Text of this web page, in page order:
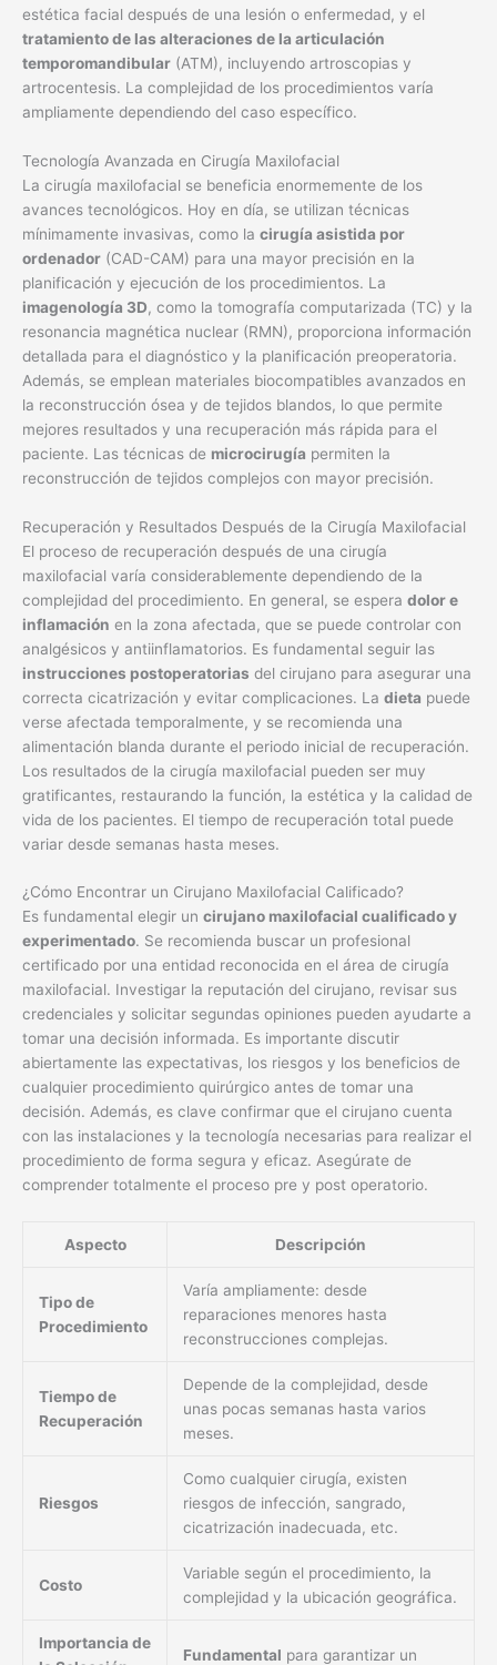
estética facial después de una lesión o enfermedad, y el
tratamiento de las alteraciones de la articulación
temporomandibular (ATM), incluyendo artroscopias y
artrocentesis. La complejidad de los procedimientos varía
ampliamente dependiendo del caso específico.
Tecnología Avanzada en Cirugía Maxilofacial
La cirugía maxilofacial se beneficia enormemente de los
avances tecnológicos. Hoy en día, se utilizan técnicas
mínimamente invasivas, como la cirugía asistida por
ordenador (CAD-CAM) para una mayor precisión en la
planificación y ejecución de los procedimientos. La
imagenología 3D, como la tomografía computarizada (TC) y la
resonancia magnética nuclear (RMN), proporciona información
detallada para el diagnóstico y la planificación preoperatoria.
Además, se emplean materiales biocompatibles avanzados en
la reconstrucción ósea y de tejidos blandos, lo que permite
mejores resultados y una recuperación más rápida para el
paciente. Las técnicas de microcirugía permiten la
reconstrucción de tejidos complejos con mayor precisión.
Recuperación y Resultados Después de la Cirugía Maxilofacial
El proceso de recuperación después de una cirugía
maxilofacial varía considerablemente dependiendo de la
complejidad del procedimiento. En general, se espera dolor e
inflamación en la zona afectada, que se puede controlar con
analgésicos y antiinflamatorios. Es fundamental seguir las
instrucciones postoperatorias del cirujano para asegurar una
correcta cicatrización y evitar complicaciones. La dieta puede
verse afectada temporalmente, y se recomienda una
alimentación blanda durante el periodo inicial de recuperación.
Los resultados de la cirugía maxilofacial pueden ser muy
gratificantes, restaurando la función, la estética y la calidad de
vida de los pacientes. El tiempo de recuperación total puede
variar desde semanas hasta meses.
¿Cómo Encontrar un Cirujano Maxilofacial Calificado?
Es fundamental elegir un cirujano maxilofacial cualificado y
experimentado. Se recomienda buscar un profesional
certificado por una entidad reconocida en el área de cirugía
maxilofacial. Investigar la reputación del cirujano, revisar sus
credenciales y solicitar segundas opiniones pueden ayudarte a
tomar una decisión informada. Es importante discutir
abiertamente las expectativas, los riesgos y los beneficios de
cualquier procedimiento quirúrgico antes de tomar una
decisión. Además, es clave confirmar que el cirujano cuenta
con las instalaciones y la tecnología necesarias para realizar el
procedimiento de forma segura y eficaz. Asegúrate de
comprender totalmente el proceso pre y post operatorio.
Aspecto Descripción
Tipo de
Procedimiento
Varía ampliamente: desde
reparaciones menores hasta
reconstrucciones complejas.
Tiempo de
Recuperación
Depende de la complejidad, desde
unas pocas semanas hasta varios
meses.
Riesgos
Como cualquier cirugía, existen
riesgos de infección, sangrado,
cicatrización inadecuada, etc.
Costo
Variable según el procedimiento, la
complejidad y la ubicación geográfica.
Importancia de
Fundamental para garantizar un